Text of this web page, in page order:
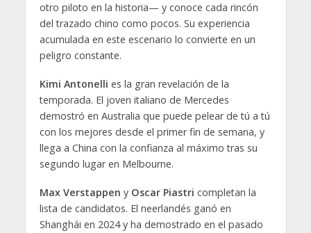
otro piloto en la historia— y conoce cada rincón
del trazado chino como pocos. Su experiencia
acumulada en este escenario lo convierte en un
peligro constante.
Kimi Antonelli es la gran revelación de la
temporada. El joven italiano de Mercedes
demostró en Australia que puede pelear de tú a tú
con los mejores desde el primer fin de semana, y
llega a China con la confianza al máximo tras su
segundo lugar en Melbourne.
Max Verstappen y Oscar Piastri completan la
lista de candidatos. El neerlandés ganó en
Shanghái en 2024 y ha demostrado en el pasado